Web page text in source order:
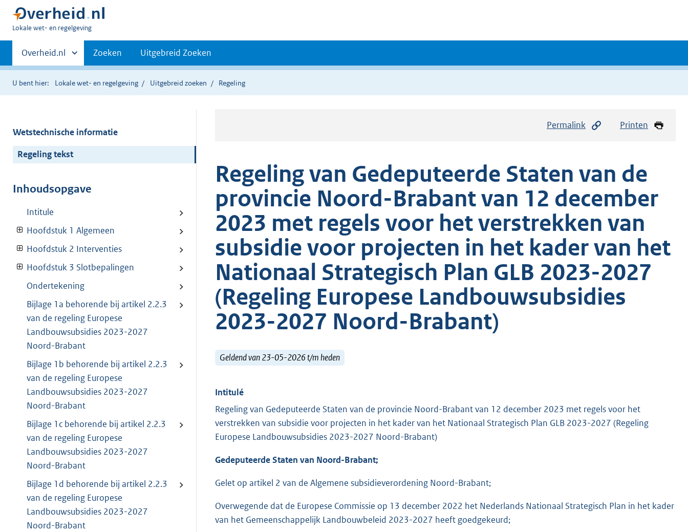
U
hier:
Lokale wet- en regelgeving
Primaire
navigatie
Andere
sites
binnen
Overheid.nl Zoeken Uitgebreid Zoeken
U bent hier: Lokale wet- en regelgeving Uitgebreid zoeken Regeling
Wetstechnische informatie
Regeling tekst
Inhoudsopgave
Intitule
Hoofdstuk 1 Algemeen
Hoofdstuk 2 Interventies
Hoofdstuk 3 Slotbepalingen
Ondertekening
Bijlage 1a behorende bij artikel 2.2.3
van de regeling Europese
Landbouwsubsidies 2023-2027
Noord-Brabant
Bijlage 1b behorende bij artikel 2.2.3
van de regeling Europese
Landbouwsubsidies 2023-2027
Noord-Brabant
Bijlage 1c behorende bij artikel 2.2.3
van de regeling Europese
Landbouwsubsidies 2023-2027
Noord-Brabant
Bijlage 1d behorende bij artikel 2.2.3
van de regeling Europese
Landbouwsubsidies 2023-2027
Noord-Brabant
Permalink Printen
Regeling van Gedeputeerde Staten van de
provincie Noord-Brabant van 12 december
2023 met regels voor het verstrekken van
subsidie voor projecten in het kader van het
Nationaal Strategisch Plan GLB 2023-2027
(Regeling Europese Landbouwsubsidies
2023-2027 Noord-Brabant)
Geldend van 23-05-2026 t/m heden
Intitulé
Regeling van Gedeputeerde Staten van de provincie Noord-Brabant van 12 december 2023 met regels voor het
verstrekken van subsidie voor projecten in het kader van het Nationaal Strategisch Plan GLB 2023-2027 (Regeling
Europese Landbouwsubsidies 2023-2027 Noord-Brabant)
Gedeputeerde Staten van Noord-Brabant;
Gelet op artikel 2 van de Algemene subsidieverordening Noord-Brabant;
Overwegende dat de Europese Commissie op 13 december 2022 het Nederlands Nationaal Strategisch Plan in het kader
van het Gemeenschappelijk Landbouwbeleid 2023-2027 heeft goedgekeurd;